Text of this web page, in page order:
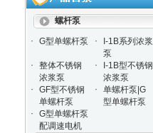
螺杆泵
·
G型单螺杆泵 ·
I-1B系列浓浆
泵
·
整体不锈钢
浓浆泵
·
I-1B型不锈钢
浓浆泵
·
GF型不锈钢
单螺杆泵
·
单螺杆泵|G
型单螺杆泵
·
G型单螺杆泵
配调速电机